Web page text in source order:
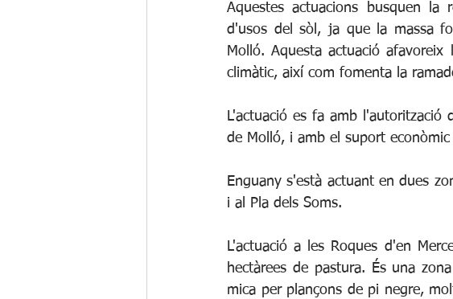
Aquestes actuacions busquen la
d'usos del sòl, ja que la massa
Molló. Aquesta actuació
climàtic, així com fomenta la
L'actuació es fa amb l'autorització
de Molló, i amb el suport
Enguany s'està actuant en dues
i al Pla dels Soms.
L'actuació a les Roques d'en
hectàrees de pastura. És una
mica per plançons de pi negre,